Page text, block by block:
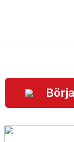
BILDGALLERI
DOKUMENT
VÅRA LAG/TRÄNARE